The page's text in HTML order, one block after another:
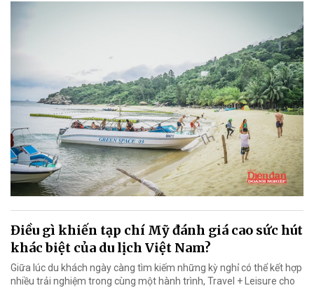
Điều gì khiến tạp chí Mỹ đánh giá cao sức hút
khác biệt của du lịch Việt Nam?
Giữa lúc du khách ngày càng tìm kiếm những kỳ nghỉ có thể kết hợp
nhiều trải nghiệm trong cùng một hành trình, Travel + Leisure cho